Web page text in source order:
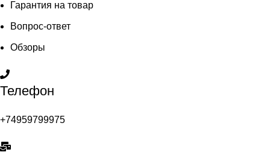
Гарантия на товар
Вопрос-ответ
Обзоры
Телефон
+74959799975